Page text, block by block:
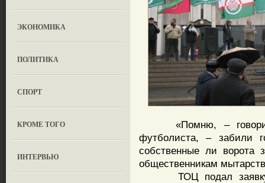
ЭКОНОМИКА
ПОЛИТИКА
СПОРТ
КРОМЕ ТОГО
ИНТЕРВЬЮ
«Помню, – говорил
футболиста, – забили
собственные ли ворота
общественникам
ТОЦ подал заявку